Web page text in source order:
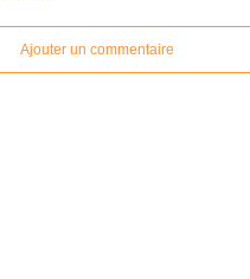
Ajouter un commentaire